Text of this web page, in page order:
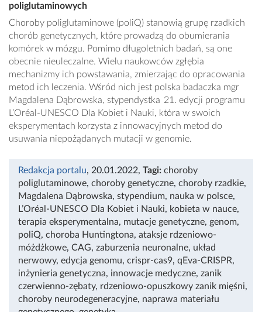
poliglutaminowych
Choroby poliglutaminowe (poliQ) stanowią grupę rzadkich
chorób genetycznych, które prowadzą do obumierania
komórek w mózgu. Pomimo długoletnich badań, są one
obecnie nieuleczalne. Wielu naukowców zgłębia
mechanizmy ich powstawania, zmierzając do opracowania
metod ich leczenia. Wśród nich jest polska badaczka mgr
Magdalena Dąbrowska, stypendystka 21. edycji programu
L’Oréal-UNESCO Dla Kobiet i Nauki, która w swoich
eksperymentach korzysta z innowacyjnych metod do
usuwania niepożądanych mutacji w genomie.
Redakcja portalu, 20.01.2022, Tagi: choroby
poliglutaminowe, choroby genetyczne, choroby rzadkie,
Magdalena Dąbrowska, stypendium, nauka w polsce,
L’Oréal-UNESCO Dla Kobiet i Nauki, kobieta w nauce,
terapia eksperymentalna, mutacje genetyczne, genom,
poliQ, choroba Huntingtona, ataksje rdzeniowo-
móżdżkowe, CAG, zaburzenia neuronalne, układ
nerwowy, edycja genomu, crispr-cas9, qEva-CRISPR,
inżynieria genetyczna, innowacje medyczne, zanik
czerwienno-zębaty, rdzeniowo-opuszkowy zanik mięśni,
choroby neurodegeneracyjne, naprawa materiału